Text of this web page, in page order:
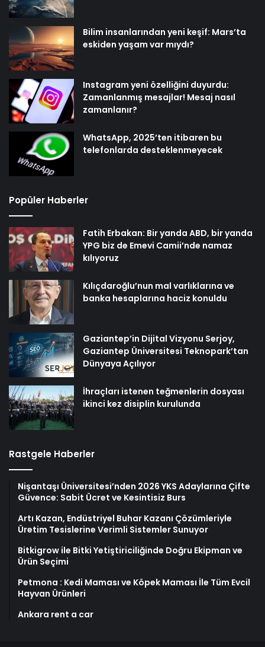
Bilim insanlarından yeni keşif: Mars’ta
eskiden yaşam var mıydı?
Instagram yeni özelliğini duyurdu:
Zamanlanmış mesajlar! Mesaj nasıl
zamanlanır?
WhatsApp, 2025’ten itibaren bu
telefonlarda desteklenmeyecek
Popüler Haberler
Fatih Erbakan: Bir yanda ABD, bir yanda
YPG biz de Emevi Camii’nde namaz
kılıyoruz
Kılıçdaroğlu’nun mal varlıklarına ve
banka hesaplarına haciz konuldu
Gaziantep’in Dijital Vizyonu Serjoy,
Gaziantep Üniversitesi Teknopark’tan
Dünyaya Açılıyor
İhraçları istenen teğmenlerin dosyası
ikinci kez disiplin kurulunda
Rastgele Haberler
Nişantaşı Üniversitesi’nden 2026 YKS Adaylarına Çifte
Güvence: Sabit Ücret ve Kesintisiz Burs
Artı Kazan, Endüstriyel Buhar Kazanı Çözümleriyle
Üretim Tesislerine Verimli Sistemler Sunuyor
Bitkigrow ile Bitki Yetiştiriciliğinde Doğru Ekipman ve
Ürün Seçimi
Petmona : Kedi Maması ve Köpek Maması İle Tüm Evcil
Hayvan Ürünleri
Ankara rent a car